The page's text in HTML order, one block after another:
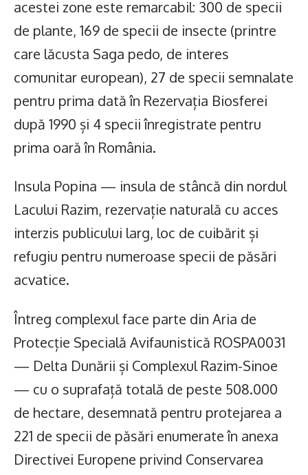
acestei zone este remarcabil: 300 de specii
de plante, 169 de specii de insecte (printre
care lăcusta Saga pedo, de interes
comunitar european), 27 de specii semnalate
pentru prima dată în Rezervația Biosferei
după 1990 și 4 specii înregistrate pentru
prima oară în România.
Insula Popina — insula de stâncă din nordul
Lacului Razim, rezervație naturală cu acces
interzis publicului larg, loc de cuibărit și
refugiu pentru numeroase specii de păsări
acvatice.
Întreg complexul face parte din Aria de
Protecție Specială Avifaunistică ROSPA0031
— Delta Dunării și Complexul Razim-Sinoe
— cu o suprafață totală de peste 508.000
de hectare, desemnată pentru protejarea a
221 de specii de păsări enumerate în anexa
Directivei Europene privind Conservarea